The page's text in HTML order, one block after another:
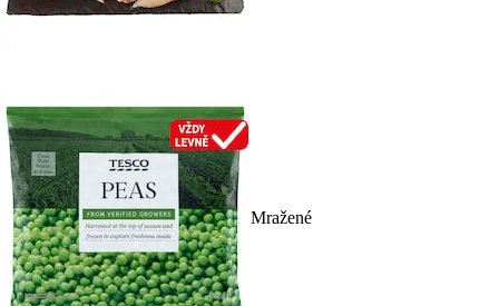
Mražené